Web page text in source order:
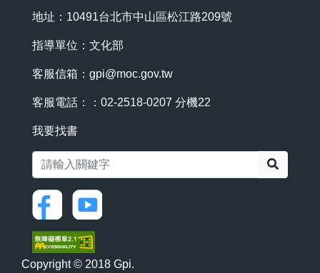
地址：10491台北市中山區松江路209號
指導單位：文化部
客服信箱： gpi@moc.gov.tw
客服電話：：02-2518-0207 分機22
我要找書
Copyright © 2018 Gpi.